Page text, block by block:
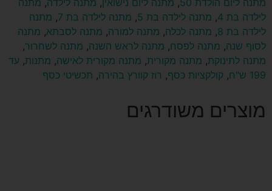
מוצרים משודרגים
לילדה בת 4
, מתנה לילדה בת 5 , מתנה לילדה בת 7 , מתנה
לילדה בת 8
, מתנה לכלה, מתנה למורה, מתנה לסבתא, מתנה
לסוף שנה, מתנה לפסח, מתנה לראש השנה, מתנה לשחרור,
מתנה לתינוקת, מתנה מקורית, מתנה מקורית לאישה, מתנות, עד
199 ש"ח
, קולקציות כסף, רוז קוורץ בהירה, תכשיטי כסף